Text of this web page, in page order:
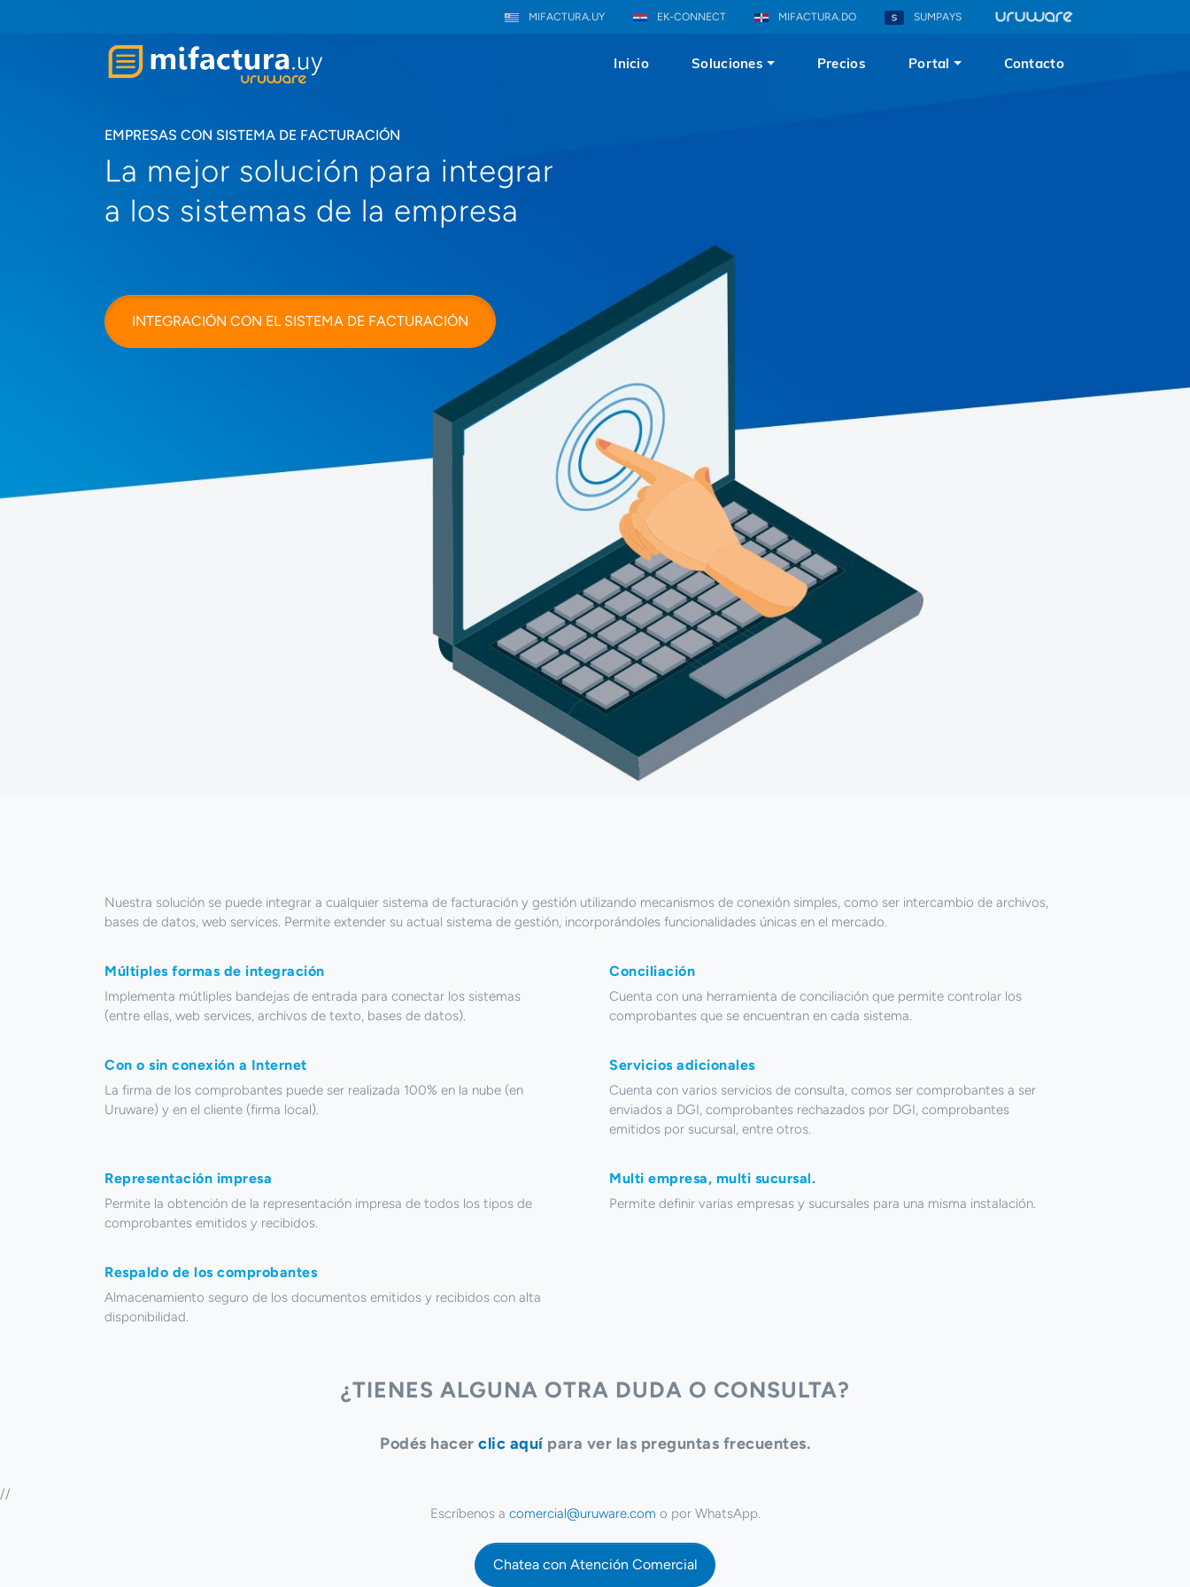
MIFACTURA.UY EK-CONNECT MIFACTURA.DO SUMPAYS
Inicio Soluciones Precios Portal Contacto
EMPRESAS CON SISTEMA DE FACTURACIÓN
La mejor solución para integrar
a los sistemas de la empresa
INTEGRACIÓN CON EL SISTEMA DE FACTURACIÓN
Nuestra solución se puede integrar a cualquier sistema de facturación y gestión utilizando mecanismos de conexión simples, como ser intercambio de archivos,
bases de datos, web services. Permite extender su actual sistema de gestión, incorporándoles funcionalidades únicas en el mercado.
Múltiples formas de integración
Implementa mútliples bandejas de entrada para conectar los sistemas
(entre ellas, web services, archivos de texto, bases de datos).
Conciliación
Cuenta con una herramienta de conciliación que permite controlar los
comprobantes que se encuentran en cada sistema.
Con o sin conexión a Internet
La firma de los comprobantes puede ser realizada 100% en la nube (en
Uruware) y en el cliente (firma local).
Servicios adicionales
Cuenta con varios servicios de consulta, comos ser comprobantes a ser
enviados a DGI, comprobantes rechazados por DGI, comprobantes
emitidos por sucursal, entre otros.
Representación impresa
Permite la obtención de la representación impresa de todos los tipos de
comprobantes emitidos y recibidos.
Multi empresa, multi sucursal.
Permite definir varias empresas y sucursales para una misma instalación.
Respaldo de los comprobantes
Almacenamiento seguro de los documentos emitidos y recibidos con alta
disponibilidad.
¿TIENES ALGUNA OTRA DUDA O CONSULTA?
Podés hacer clic aquípara ver las preguntas frecuentes.
//
Escríbenos a comercial@uruware.com o por WhatsApp.
Chatea con Atención Comercial